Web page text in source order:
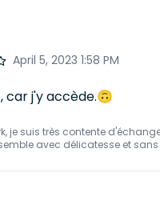
April 5, 2023 1:58 PM
car j'y accède.🙃
je suis très contente
avec délicatesse et